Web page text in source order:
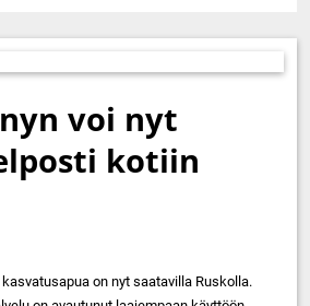
voi nyt
kotiin
on nyt saatavilla Ruskolla.